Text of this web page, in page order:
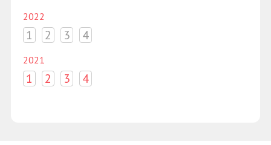
2022
1 2 3 4
2021
1 2 3 4